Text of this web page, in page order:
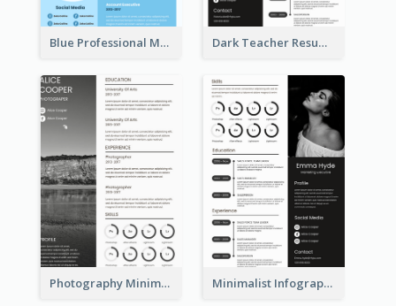
Blue Professional Marketing Resume Dark Teacher Resume
Photography Minimalist Design Resume Minimalist Infographic Resume